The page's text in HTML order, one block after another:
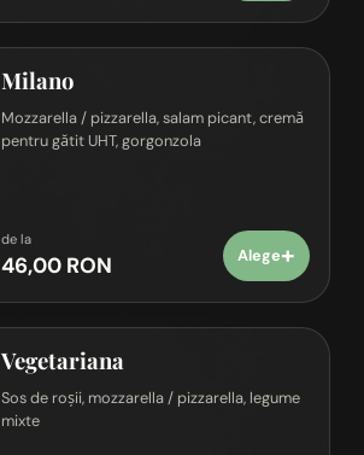
Milano
Mozzarella / pizzarella, salam picant, cremă
pentru gătit UHT, gorgonzola
de la
46,00 RON Alege+
Vegetariana
Sos de roșii, mozzarella / pizzarella, legume
mixte